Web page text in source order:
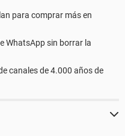
para comprar más en
WhatsApp sin borrar la
canales de 4.000 años de